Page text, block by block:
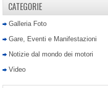
CATEGORIE
Galleria Foto
Gare, Eventi e Manifestazioni
Notizie dal mondo dei motori
Video